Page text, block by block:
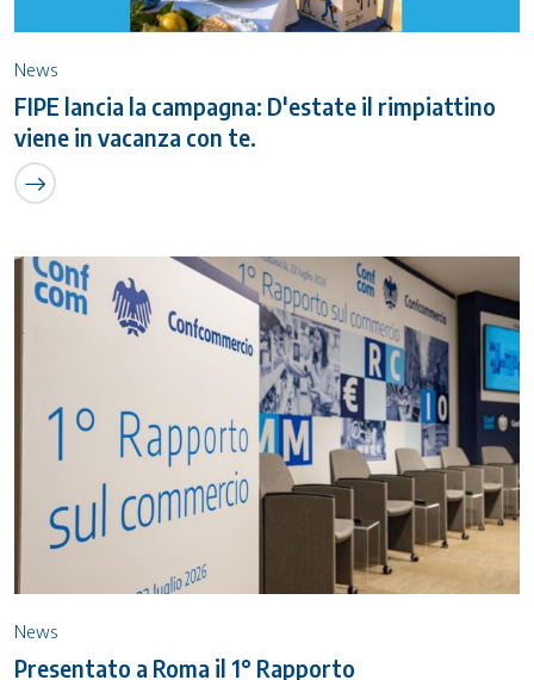
News
FIPE lancia la campagna: D'estate il rimpiattino
viene in vacanza con te.
News
Presentato a Roma il 1° Rapporto